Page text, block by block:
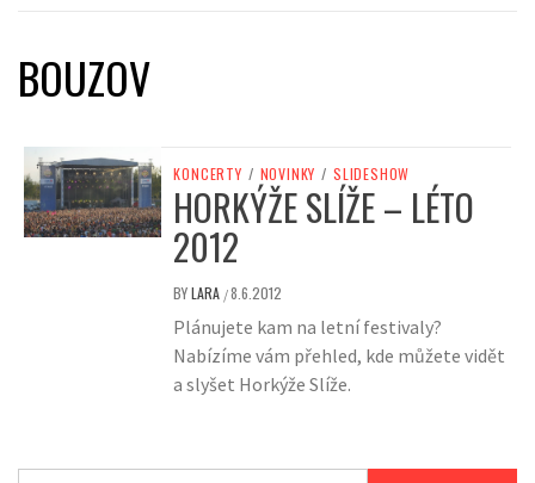
BOUZOV
KONCERTY / NOVINKY / SLIDESHOW
HORKÝŽE SLÍŽE – LÉTO
2012
BYLARA /8.6.2012
Plánujete kam na letní festivaly?
Nabízíme vám přehled, kde můžete vidět
a slyšet Horkýže Slíže.